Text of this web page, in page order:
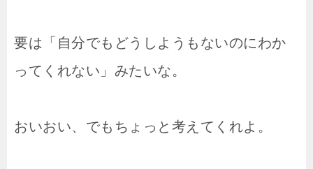
要は「自分でもどうしようもないのにわか
ってくれない」みたいな。
おいおい、でもちょっと考えてくれよ。